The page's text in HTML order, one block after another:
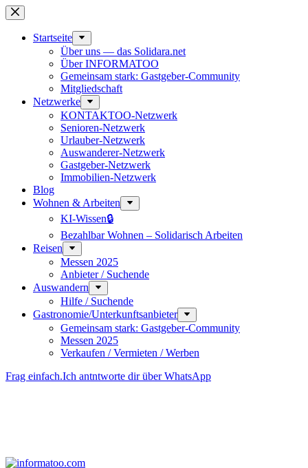
Zum
Inhalt
springenStart­seite
Über uns — das Solidara.net
Über INFORMATOO
Gemeinsam stark: Gastgeber-Community
Mitglied­schaft
Netzwerke
KONTAKTOO-Netzwerk
Senioren-Netzwerk
Urlauber-Netzwerk
Auswan­derer-Netzwerk
Gastgeber-Netzwerk
Immobilien-Netzwerk
Blog
Wohnen & Arbeiten
KI-Wissen🔒
Bezahlbar Wohnen – Solida­risch Arbeiten
Reisen
Messen 2025
Anbieter / Suchende
Auswandern
Hilfe / Suchende
Gastronomie/Unterkunftsanbieter
Gemeinsam stark: Gastgeber-Community
Messen 2025
Verkaufen / Vermieten / Werben
Frag einfach.Ich antntworte dir über WhatsApp